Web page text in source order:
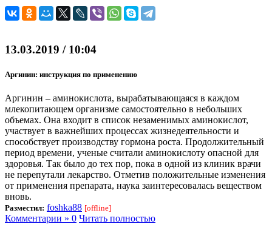
13.03.2019 / 10:04
Аргинин: инструкция по применению
Аргинин – аминокислота, вырабатывающаяся в каждом
млекопитающем организме самостоятельно в небольших
объемах. Она входит в список незаменимых аминокислот,
участвует в важнейших процессах жизнедеятельности и
способствует производству гормона роста. Продолжительный
период времени, ученые считали аминокислоту опасной для
здоровья. Так было до тех пор, пока в одной из клиник врачи
не перепутали лекарство. Отметив положительные изменения
от применения препарата, наука заинтересовалась веществом
вновь.
Разместил: foshka88 [offline]
Комментарии » 0 Читать полностью